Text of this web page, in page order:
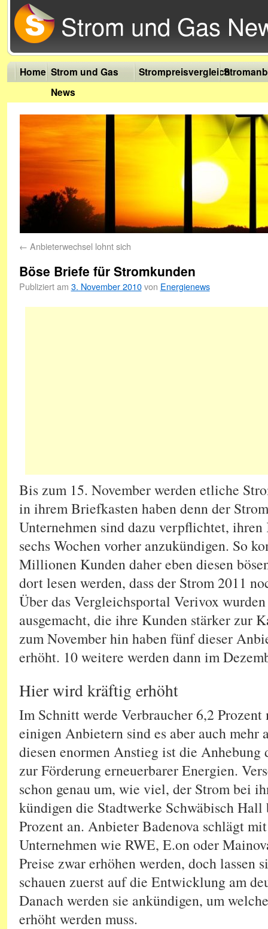
Strom und Gas
Home Strom und Gas
News
Strompreisvergleich
← Anbieterwechsel lohnt sich
Böse Briefe für Stromkunden
Publiziert am 3. November 2010 von Energienews
Bis zum 15. November werden etliche
in ihrem Briefkasten haben denn der
Unternehmen sind dazu verpflichtet, ihren
sechs Wochen vorher anzukündigen. So
Millionen Kunden daher eben diesen
dort lesen werden, dass der Strom 2011
Über das Vergleichsportal Verivox
ausgemacht, die ihre Kunden stärker zur
zum November hin haben fünf dieser
erhöht. 10 weitere werden dann im
Hier wird kräftig erhöht
Im Schnitt werde Verbraucher 6,2 Prozent
einigen Anbietern sind es aber auch mehr
diesen enormen Anstieg ist die Anhebung
zur Förderung erneuerbarer Energien.
schon genau um, wie viel, der Strom bei
kündigen die Stadtwerke Schwäbisch
Prozent an. Anbieter Badenova schlägt
Unternehmen wie RWE, E.on oder
Preise zwar erhöhen werden, doch lassen
schauen zuerst auf die Entwicklung am
Danach werden sie ankündigen, um
erhöht werden muss.